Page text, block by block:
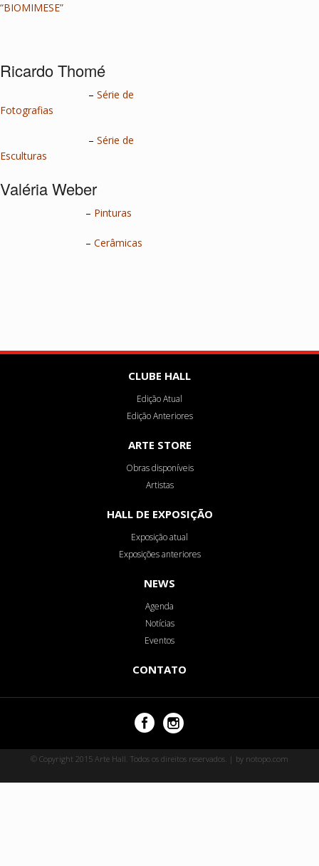
“BIOMIMESE”
Ricardo Thomé
– Série de
Fotografias
– Série de
Esculturas
Valéria Weber
– Pinturas
– Cerâmicas
CLUBE HALL
Edição Atual
Edição Anteriores
ARTE STORE
Obras disponíveis
Artistas
HALL DE EXPOSIÇÃO
Exposição atual
Exposições anteriores
NEWS
Agenda
Notícias
Eventos
CONTATO
© Copyright 2015 Arte Hall. Todos os direitos reservados. | by notopo.com